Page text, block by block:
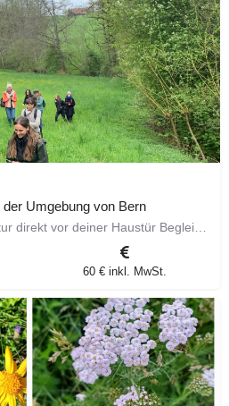
Umgebung von Bern
60 € inkl. MwSt.